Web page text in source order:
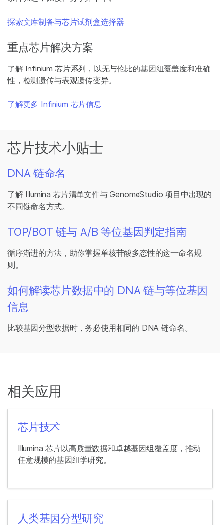
探索文库制备与芯片试剂盒选择器
重点芯片解决方案
了解 Infinium 芯片系列，以无与伦比的基因组覆盖度和准确
性，检测遗传与表观遗传变异。
了解更多 Infinium 芯片信息
芯片技术小贴士
DNA 链命名
了解 Illumina 芯片清单文件与 GenomeStudio 项目中出现的
不同链命名方式。
TOP/BOT 链与 A/B 等位基因判定指南
循序渐进的方法，助你掌握单核苷酸多态性的这一命名规
则。
如何解读芯片数据中的 DNA 链与等位基因
信息
比较基因分型数据时，务必使用相同的 DNA 链命名。
相关应用
芯片技术
Illumina 芯片以高质量数据和卓越基因组覆盖度，推动
任意规模的基因组学研究。
人类基因分型研究